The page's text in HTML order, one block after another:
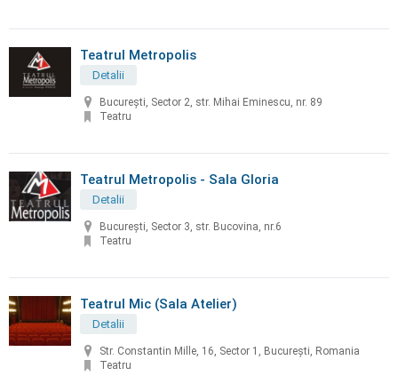
Teatrul Metropolis
Detalii
Bucureşti, Sector 2, str. Mihai Eminescu, nr. 89
Teatru
Teatrul Metropolis - Sala Gloria
Detalii
București, Sector 3, str. Bucovina, nr.6
Teatru
Teatrul Mic (Sala Atelier)
Detalii
Str. Constantin Mille, 16, Sector 1, Bucureşti, Romania
Teatru